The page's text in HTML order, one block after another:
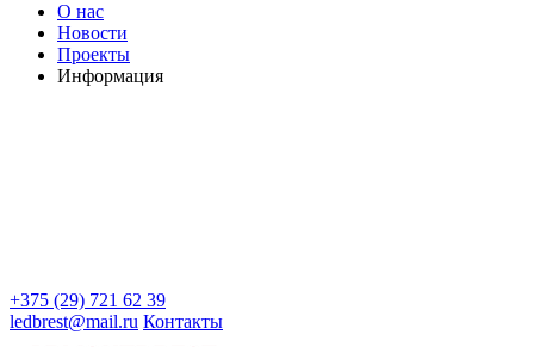
О нас
Новости
Проекты
Информация
+375 (29) 721 62 39
ledbrest@mail.ru Контакты